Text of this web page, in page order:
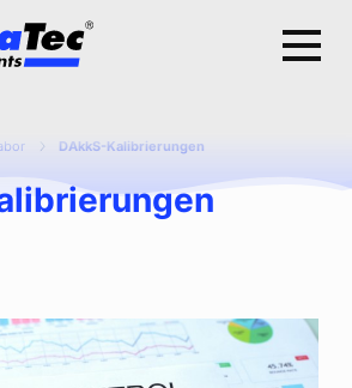
DAkkS-Kalibrierungen